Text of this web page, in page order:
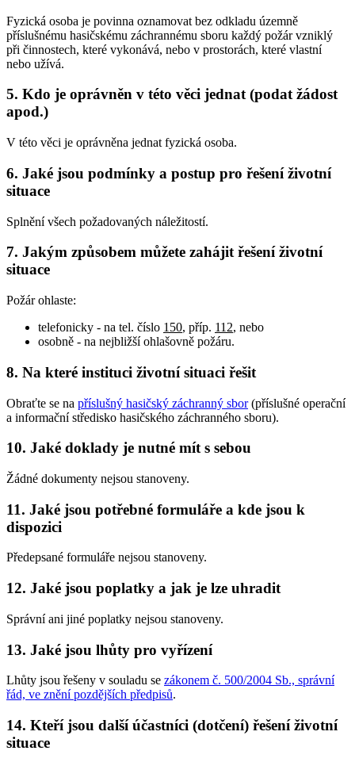
Fyzická osoba je povinna oznamovat bez odkladu územně
příslušnému hasičskému záchrannému sboru každý požár vzniklý
při činnostech, které vykonává, nebo v prostorách, které vlastní
nebo užívá.
5. Kdo je oprávněn v této věci jednat (podat žádost
apod.)
V této věci je oprávněna jednat fyzická osoba.
6. Jaké jsou podmínky a postup pro řešení životní
situace
Splnění všech požadovaných náležitostí.
7. Jakým způsobem můžete zahájit řešení životní
situace
Požár ohlaste:
telefonicky - na tel. číslo 150, příp. 112, nebo
osobně - na nejbližší ohlašovně požáru.
8. Na které instituci životní situaci řešit
Obraťte se na příslušný hasičský záchranný sbor(příslušné operační
a informační středisko hasičského záchranného sboru).
10. Jaké doklady je nutné mít s sebou
Žádné dokumenty nejsou stanoveny.
11. Jaké jsou potřebné formuláře a kde jsou k
dispozici
Předepsané formuláře nejsou stanoveny.
12. Jaké jsou poplatky a jak je lze uhradit
Správní ani jiné poplatky nejsou stanoveny.
13. Jaké jsou lhůty pro vyřízení
Lhůty jsou řešeny v souladu se zákonem č. 500/2004 Sb., správní
řád, ve znění pozdějších předpisů.
14. Kteří jsou další účastníci (dotčení) řešení životní
situace